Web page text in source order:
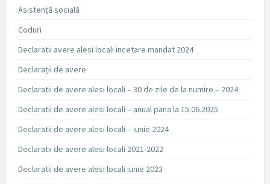
Asistență socială
Coduri
Declaratii avere alesi locali incetare mandat 2024
Declarații de avere
Declaratii de avere alesi locali – 30 de zile de la numire – 2024
Declaratii de avere alesi locali – anual pana la 15.06.2025
Declaratii de avere alesi locali – iunie 2024
Declaratii de avere alesi locali 2021-2022
Declaratii de avere alesi locali iunie 2023